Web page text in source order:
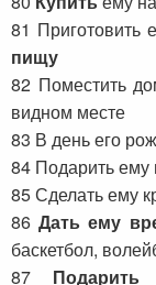
81 Приготовить
пищу
82 Поместить
видном месте
83 В день его
84 Подарить ему
85 Сделать ему
86Дать ему
баскетбол,
87 Подарить